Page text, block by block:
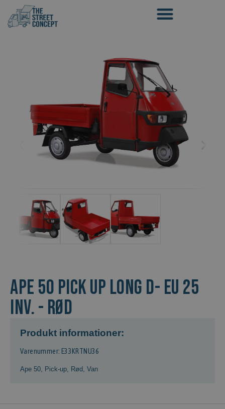
Ape 50 Pick Up Long D- EU 25
inv. - Rød
Produkt informationer:
Varenummer: E33KRTNU36
Ape 50 Pick-up Rød Van